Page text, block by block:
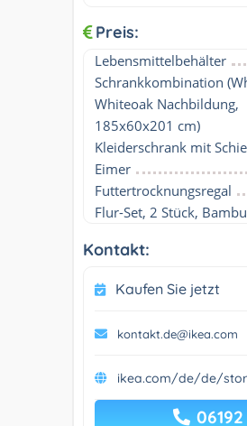
Preis:
Lebensmittelbehälter
Schrankkombination
Whiteoak Nachbildung,
185x60x201 cm)
Kleiderschrank mit
Eimer
Futtertrocknungsregal
Flur-Set, 2 Stück,
Kontakt:
Kaufen Sie jetzt
kontakt.de@ikea.com
ikea.com/de/de/